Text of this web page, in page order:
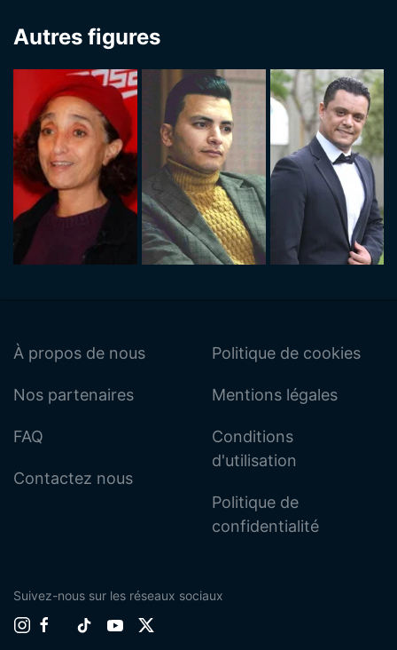
Autres figures
À propos de nous
Nos partenaires
FAQ
Contactez nous
Politique de cookies
Mentions légales
Conditions
d'utilisation
Politique de
confidentialité
Suivez-nous sur les réseaux sociaux